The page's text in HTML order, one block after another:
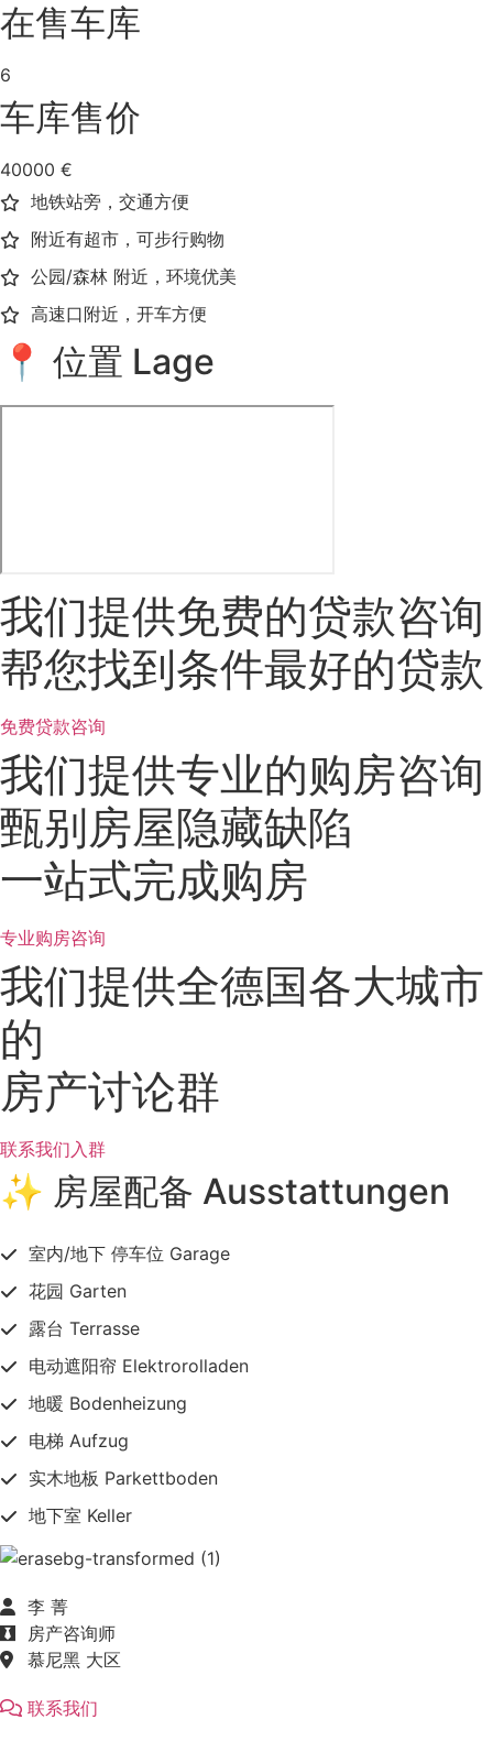
在售车库
6
车库售价
40000 €
地铁站旁，交通方便
附近有超市，可步行购物
公园/森林 附近，环境优美
高速口附近，开车方便
📍 位置 Lage
我们提供免费的贷款咨询
帮您找到条件最好的贷款
免费贷款咨询
我们提供专业的购房咨询
甄别房屋隐藏缺陷
一站式完成购房
专业购房咨询
我们提供全德国各大城市
的
房产讨论群
联系我们入群
✨ 房屋配备 Ausstattungen
室内/地下 停车位 Garage
花园 Garten
露台 Terrasse
电动遮阳帘 Elektrorolladen
地暖 Bodenheizung
电梯 Aufzug
实木地板 Parkettboden
地下室 Keller
李 菁
房产咨询师
慕尼黑 大区
联系我们